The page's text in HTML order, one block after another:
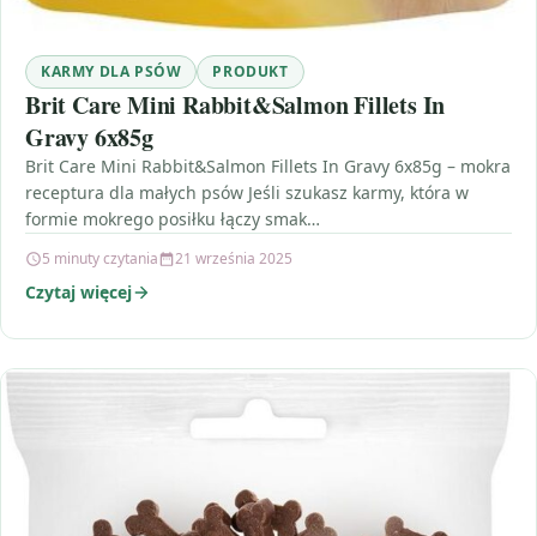
KARMY DLA PSÓW PRODUKT
Brit Care Mini Rabbit&Salmon Fillets In
Gravy 6x85g
Brit Care Mini Rabbit&Salmon Fillets In Gravy 6x85g – mokra
receptura dla małych psów Jeśli szukasz karmy, która w
formie mokrego posiłku łączy smak…
5 minuty czytania 21 września 2025
Czytaj więcej